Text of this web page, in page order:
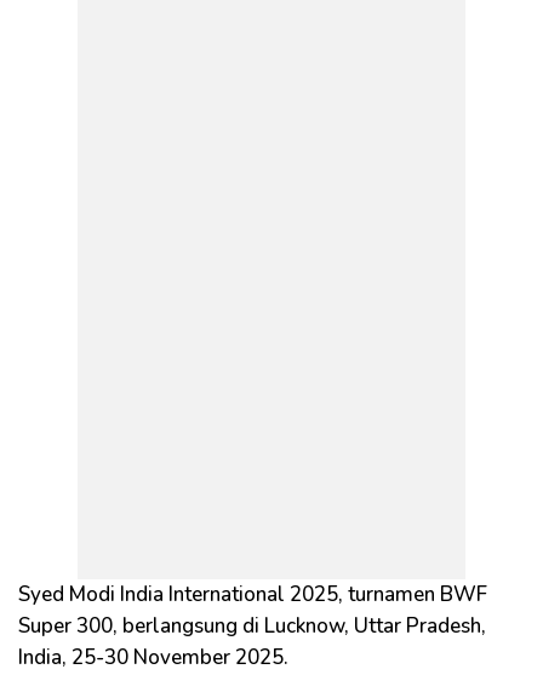
Syed Modi India International 2025, turnamen BWF
Super 300, berlangsung di Lucknow, Uttar Pradesh,
India, 25-30 November 2025.